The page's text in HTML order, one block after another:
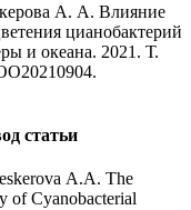
А. А. Влияние
цианобактерий
и океана. 2021. Т.
статьи
A.A. The
of Cyanobacterial